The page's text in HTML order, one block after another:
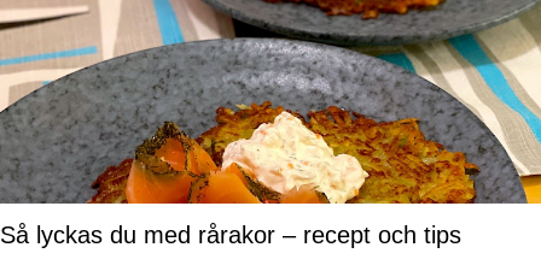
Så lyckas du med rårakor – recept och tips